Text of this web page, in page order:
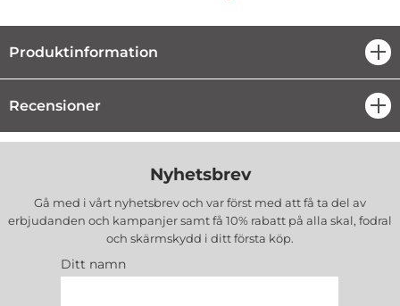
Produktinformation
Recensioner
Nyhetsbrev
Gå med i vårt nyhetsbrev och var först med att få ta del av
erbjudanden och kampanjer samt få 10% rabatt på alla skal, fodral
och skärmskydd i ditt första köp.
Ditt namn